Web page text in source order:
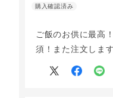
ご飯のお供に最高
須！また注文します